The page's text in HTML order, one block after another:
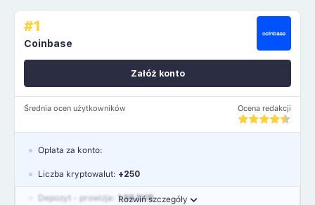
#1
Coinbase
Średnia ocen użytkowników Ocena redakcji
Załóż konto
Rozwiń szczegóły
Opłata za konto:
Liczba kryptowalut: +250
Depozyt - prowizja: 1.99 EUR